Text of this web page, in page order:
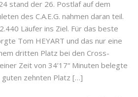
stand der 26. Postlaf auf dem
des C.A.E.G. nahmen daran teil.
Läufer ins Ziel. Für das beste
Tom HEYART und das nur eine
dritten Platz bei den Cross-
Zeit von 34’17“ Minuten belegte
guten zehnten Platz […]